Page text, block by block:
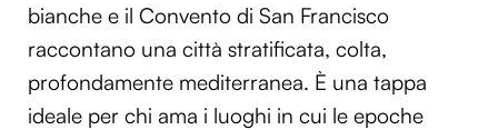
bianche e il Convento di San Francisco
raccontano una città stratificata, colta,
profondamente mediterranea. È una tappa
ideale per chi ama i luoghi in cui le epoche